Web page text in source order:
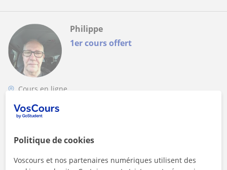
1er cours offert
Philippe
Cours en ligne
Cuisine
Pratique
Pourquoi choisir mes cours ??Je ne vous apprends pas
Politique de cookies
Voscours et nos partenaires numériques utilisent des